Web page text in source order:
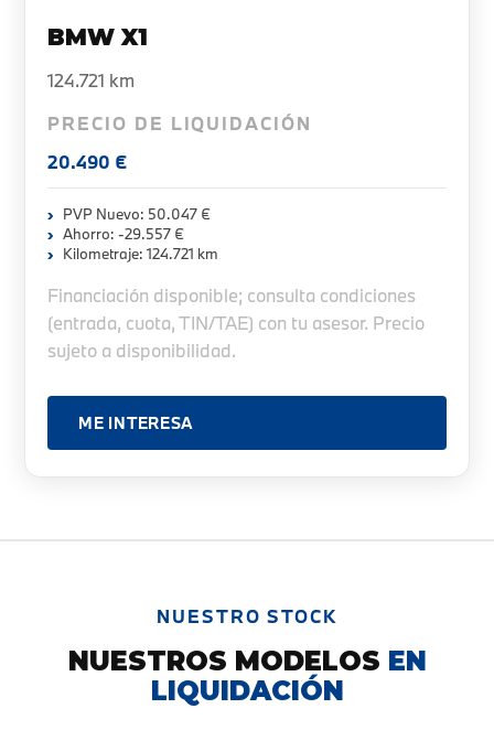
BMW X1
124.721 km
PRECIO DE LIQUIDACIÓN
20.490 €
PVP Nuevo: 50.047 €
Ahorro: -29.557 €
Kilometraje: 124.721 km
Financiación disponible; consulta condiciones
(entrada, cuota, TIN/TAE) con tu asesor. Precio
sujeto a disponibilidad.
ME INTERESA
NUESTRO STOCK
NUESTROS MODELOS EN
LIQUIDACIÓN